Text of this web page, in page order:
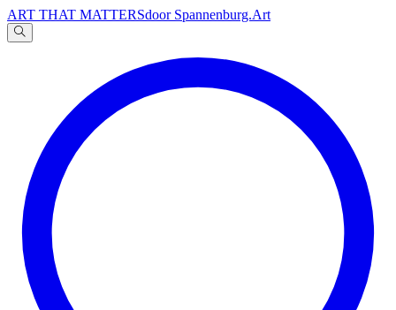
ART THAT MATTERSdoor Spannenburg.Art
文